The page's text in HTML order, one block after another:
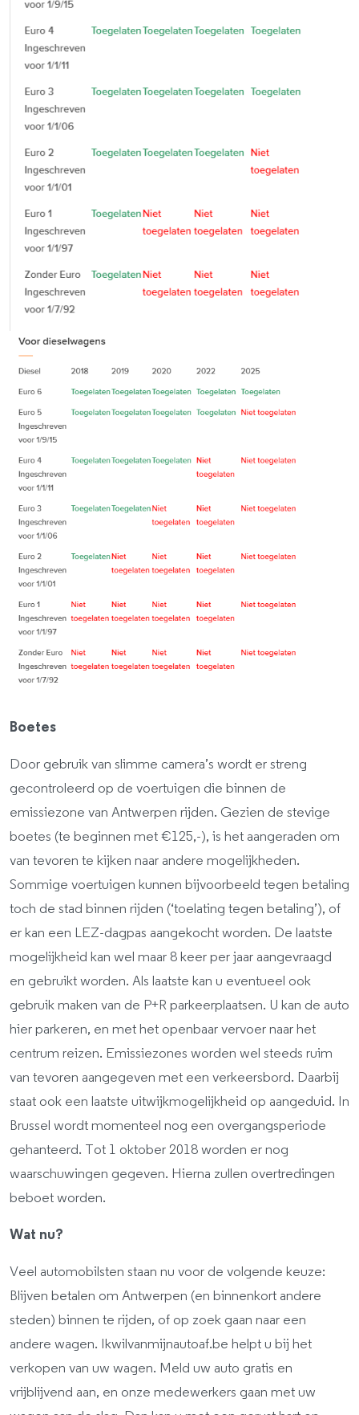
Boetes
Door gebruik van slimme camera’s wordt er streng
gecontroleerd op de voertuigen die binnen de
emissiezone van Antwerpen rijden. Gezien de stevige
boetes (te beginnen met €125,-), is het aangeraden om
van tevoren te kijken naar andere mogelijkheden.
Sommige voertuigen kunnen bijvoorbeeld tegen betaling
toch de stad binnen rijden (‘toelating tegen betaling’), of
er kan een LEZ-dagpas aangekocht worden. De laatste
mogelijkheid kan wel maar 8 keer per jaar aangevraagd
en gebruikt worden. Als laatste kan u eventueel ook
gebruik maken van de P+R parkeerplaatsen. U kan de auto
hier parkeren, en met het openbaar vervoer naar het
centrum reizen. Emissiezones worden wel steeds ruim
van tevoren aangegeven met een verkeersbord. Daarbij
staat ook een laatste uitwijkmogelijkheid op aangeduid. In
Brussel wordt momenteel nog een overgangsperiode
gehanteerd. Tot 1 oktober 2018 worden er nog
waarschuwingen gegeven. Hierna zullen overtredingen
beboet worden.
Wat nu?
Veel automobilsten staan nu voor de volgende keuze:
Blijven betalen om Antwerpen (en binnenkort andere
steden) binnen te rijden, of op zoek gaan naar een
andere wagen. Ikwilvanmijnautoaf.be helpt u bij het
verkopen van uw wagen. Meld uw auto gratis en
vrijblijvend aan, en onze medewerkers gaan met uw